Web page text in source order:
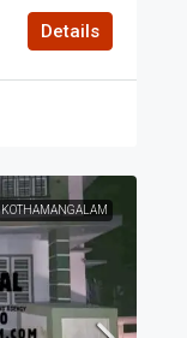
Details
KOTHAMANGALAM